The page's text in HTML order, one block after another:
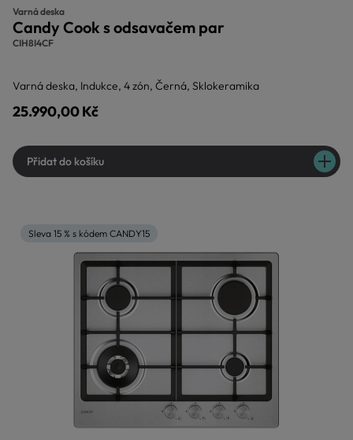
Varná deska
Candy Cook s odsavačem par
CIH8I4CF
Varná deska, Indukce, 4 zón, Černá, Sklokeramika
25.990,00 Kč
Přidat do košíku
Sleva 15 % s kódem CANDY15